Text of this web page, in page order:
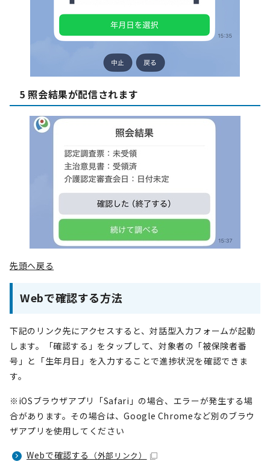
5 照会結果が配信されます
先頭へ戻る
Webで確認する方法
下記のリンク先にアクセスすると、対話型入力フォームが起動
します。「確認する」をタップして、対象者の「被保険者番
号」と「生年月日」を入力することで進捗状況を確認できま
す。
※iOSブラウザアプリ「Safari」の場合、エラーが発生する場
合があります。その場合は、Google Chromeなど別のブラウ
ザアプリを使用してください
Webで確認する
（外部リンク）